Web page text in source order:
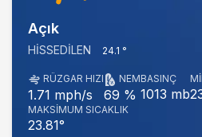
Açık
HISSEDILEN 24.1 °
RÜZGAR HIZI
1.71 mph/s
NEM
69 %
BASINÇ
1013 mb
MAKSIMUM SICAKLIK
23.81°